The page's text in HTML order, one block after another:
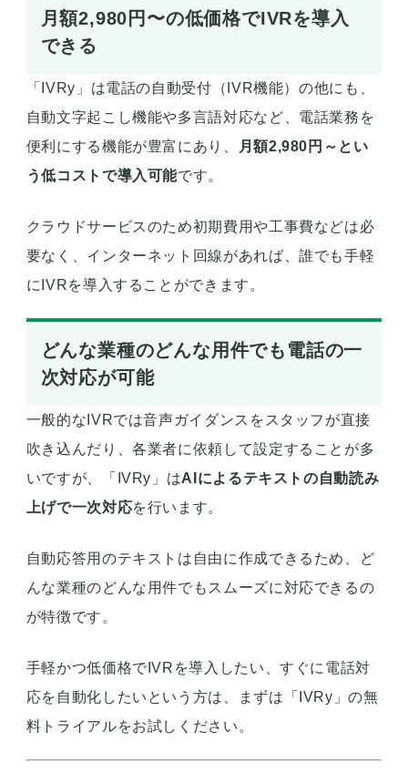
月額2,980円〜の低価格でIVRを導入
できる
「IVRy」は電話の自動受付（IVR機能）の他にも、
自動文字起こし機能や多言語対応など、電話業務を
便利にする機能が豊富にあり、
月額2,980円～とい
う低コストで導入可能です。
クラウドサービスのため初期費用や工事費などは必
要なく、インターネット回線があれば、誰でも手軽
にIVRを導入することができます。
どんな業種のどんな用件でも電話の一
次対応が可能
一般的なIVRでは音声ガイダンスをスタッフが直接
吹き込んだり、各業者に依頼して設定することが多
いですが、「IVRy」はAIによるテキストの自動読み
上げで一次対応を行います。
自動応答用のテキストは自由に作成できるため、ど
んな業種のどんな用件でもスムーズに対応できるの
が特徴です。
手軽かつ低価格でIVRを導入したい、すぐに電話対
応を自動化したいという方は、まずは「IVRy」の無
料トライアルをお試しください。